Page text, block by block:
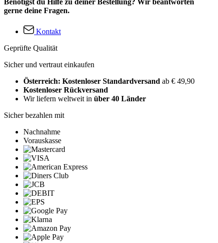
gerne deine Fragen.
Kontakt
Geprüfte Qualität
Sicher und vertraut einkaufen
Österreich: Kostenloser Standardversand ab € 49,90
Kostenloser Rückversand
Wir liefern weltweit in über 40 Länder
Sicher bezahlen mit
Nachnahme
Vorauskasse